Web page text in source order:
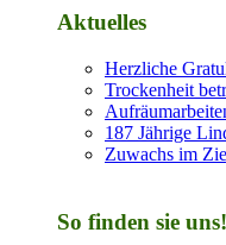
Aktuelles
Herzliche
Trockenheit
187 Jährige
Zuwachs im
So finden sie uns!